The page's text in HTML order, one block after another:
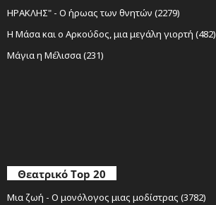
ΗΡΑΚΛΗΣ" - Ο ήρωας των θνητών (2279)
Η Μάσα και ο Αρκούδος, μια μεγάλη γιορτή (482)
Μάγια η Μέλισσα (231)
Θεατρικό Top 20
Μια ζωή - Ο μονόλογος μιας μοδίστρας (3782)